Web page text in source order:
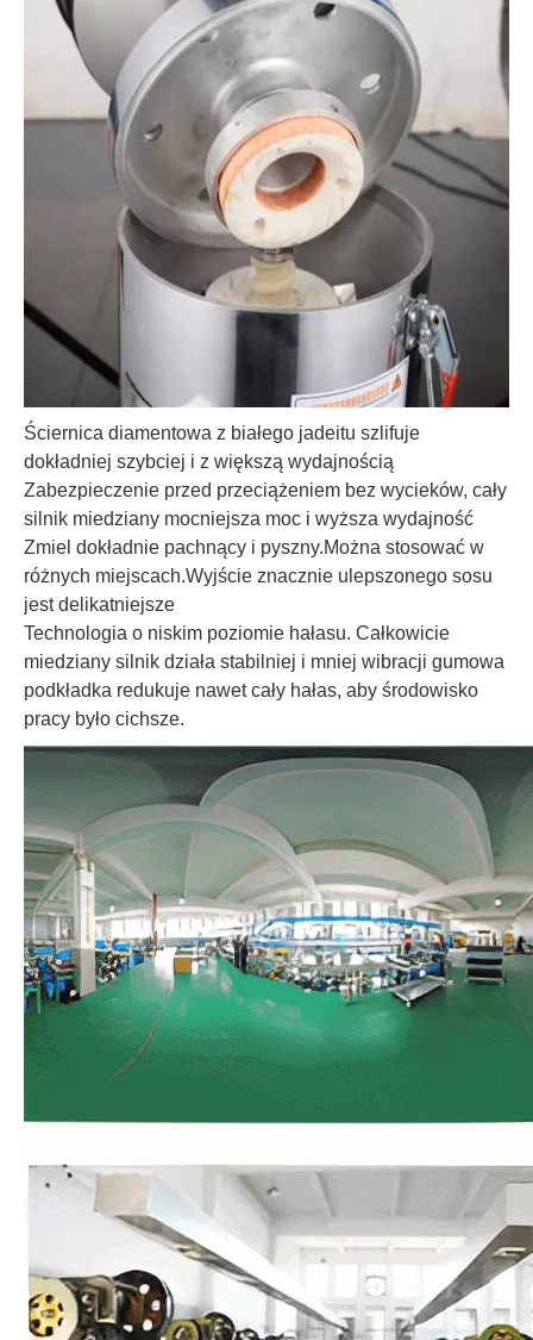
Ściernica diamentowa z białego jadeitu szlifuje
dokładniej szybciej i z większą wydajnością
Zabezpieczenie przed przeciążeniem bez wycieków, cały
silnik miedziany mocniejsza moc i wyższa wydajność
Zmiel dokładnie pachnący i pyszny.Można stosować w
różnych miejscach.Wyjście znacznie ulepszonego sosu
jest delikatniejsze
Technologia o niskim poziomie hałasu. Całkowicie
miedziany silnik działa stabilniej i mniej wibracji gumowa
podkładka redukuje nawet cały hałas, aby środowisko
pracy było cichsze.